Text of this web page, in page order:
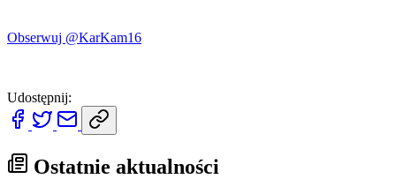
Obserwuj @KarKam16
Udostępnij:
Ostatnie aktualności